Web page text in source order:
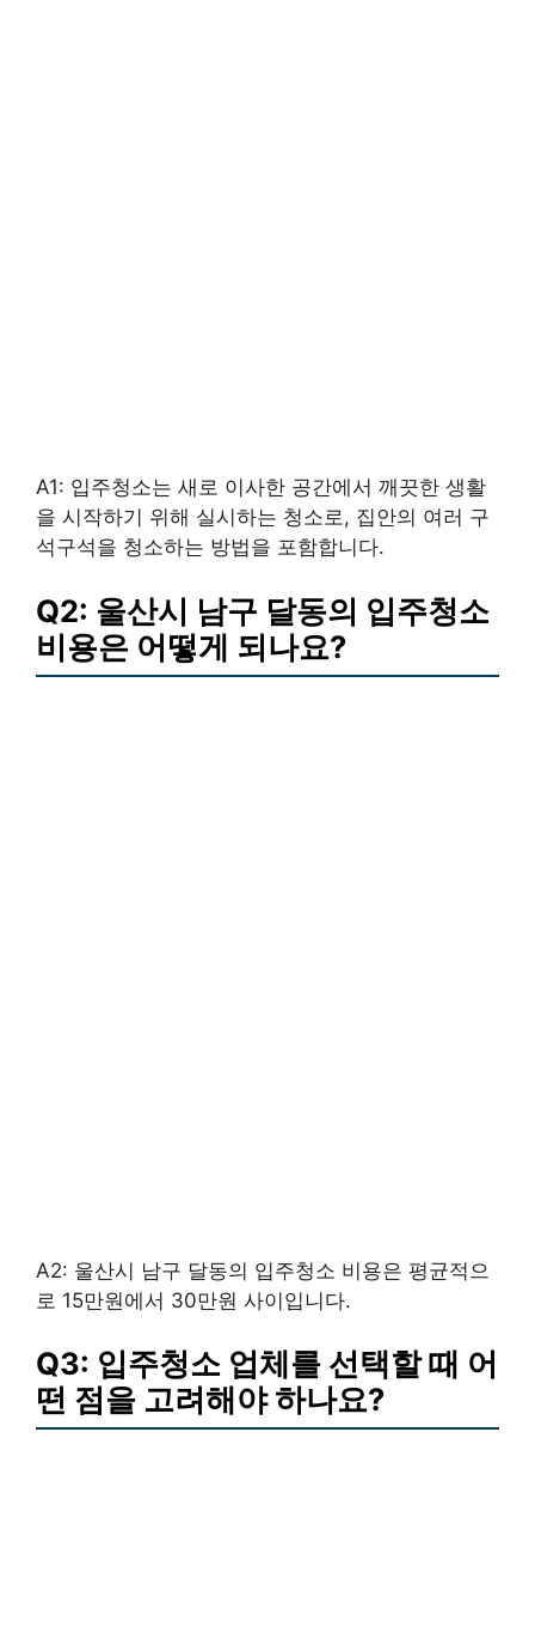
A1: 입주청소는 새로 이사한 공간에서 깨끗한 생활
을 시작하기 위해 실시하는 청소로, 집안의 여러 구
석구석을 청소하는 방법을 포함합니다.
Q2: 울산시 남구 달동의 입주청소
비용은 어떻게 되나요?
A2: 울산시 남구 달동의 입주청소 비용은 평균적으
로 15만원에서 30만원 사이입니다.
Q3: 입주청소 업체를 선택할 때 어
떤 점을 고려해야 하나요?